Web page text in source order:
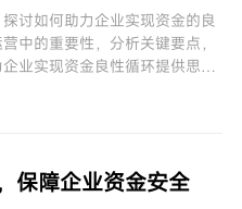
讨如何助力企业实现资金的良
中的重要性，分析关键要点，
业实现资金良性循环提供思路
保障企业资金安全